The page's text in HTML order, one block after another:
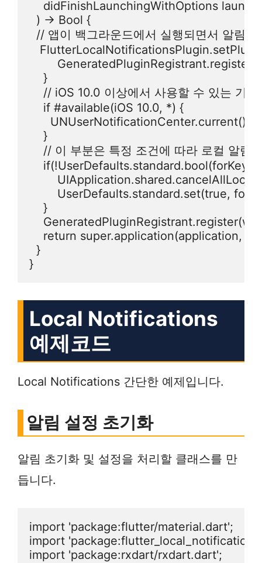
didFinishLaunchingWithOptions
  ) -> Bool {
// 앱이 백그라운드에서 실행되면서 알림
    }
// iOS 10.0 이상에서 사용할 수 있는
    if #available(iOS 10.0, *) {
    }
// 이 부분은 특정 조건에 따라 로컬 알
if(!UserDefaults.standard.bool(forKey:
UserDefaults.standard.set(true,
    }
return
  }
Local Notifications
예제코드
Local Notifications 간단한 예제입니다.
알림 설정 초기화
알림 초기화 및 설정을 처리할 클래스를 만
듭니다.
import 'package:flutter/material.dart';
import
import 'package:rxdart/rxdart.dart';